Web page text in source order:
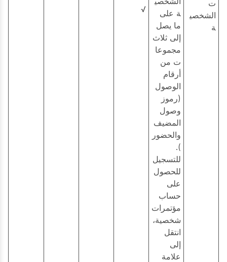
ت
الشخصي
ة
ة على
ما يصل
إلى ثلاث
مجموعا
ت من
أرقام
الوصول
(رموز
وصول
المضيف
والحضور
).
للتسجيل
للحصول
على
حساب
مؤتمرات
شخصية،
انتقل
إلى
علامة
√